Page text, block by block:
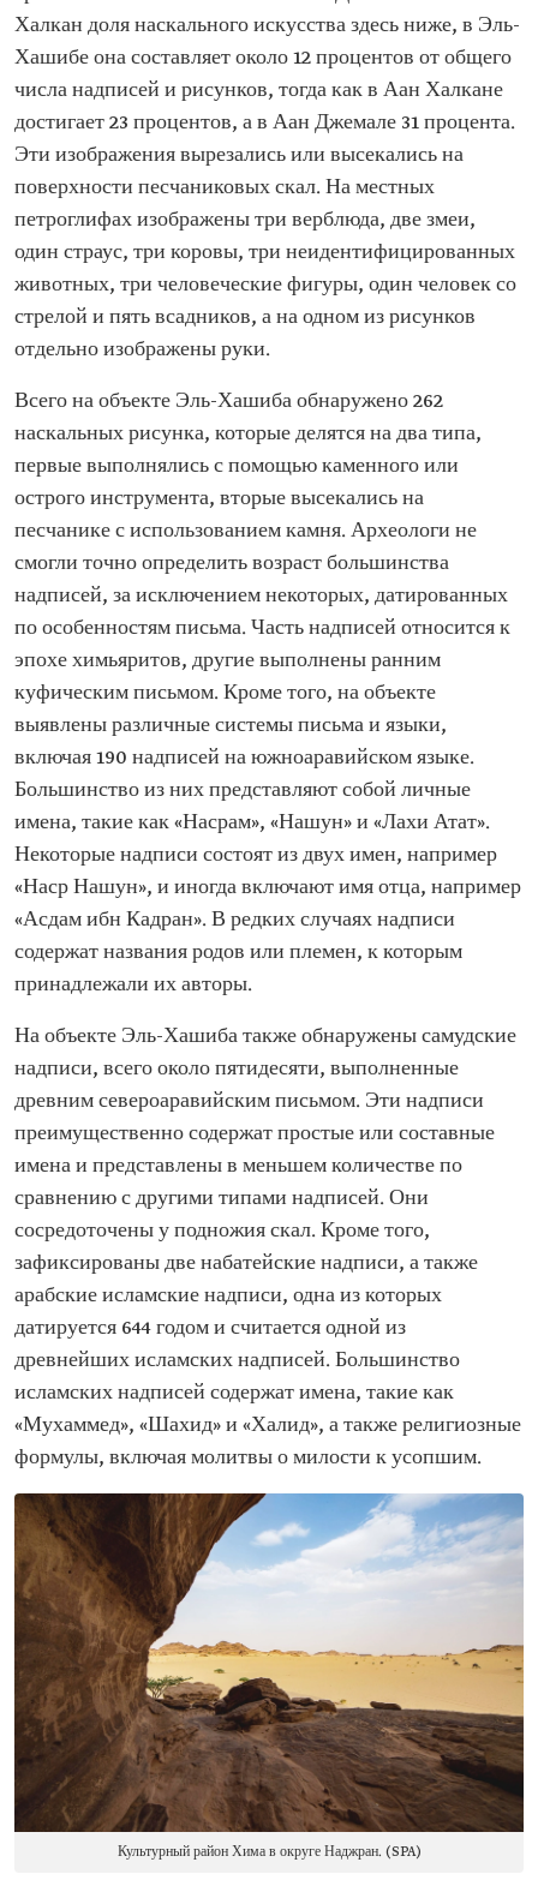
Халкан доля наскального искусства здесь ниже, в Эль-
Хашибе она составляет около 12 процентов от общего
числа надписей и рисунков, тогда как в Аан Халкане
достигает 23 процентов, а в Аан Джемале 31 процента.
Эти изображения вырезались или высекались на
поверхности песчаниковых скал. На местных
петроглифах изображены три верблюда, две змеи,
один страус, три коровы, три неидентифицированных
животных, три человеческие фигуры, один человек со
стрелой и пять всадников, а на одном из рисунков
отдельно изображены руки.
Всего на объекте Эль-Хашиба обнаружено 262
наскальных рисунка, которые делятся на два типа,
первые выполнялись с помощью каменного или
острого инструмента, вторые высекались на
песчанике с использованием камня. Археологи не
смогли точно определить возраст большинства
надписей, за исключением некоторых, датированных
по особенностям письма. Часть надписей относится к
эпохе химьяритов, другие выполнены ранним
куфическим письмом. Кроме того, на объекте
выявлены различные системы письма и языки,
включая 190 надписей на южноаравийском языке.
Большинство из них представляют собой личные
имена, такие как «Насрам», «Нашун» и «Лахи Атат».
Некоторые надписи состоят из двух имен, например
«Наср Нашун», и иногда включают имя отца, например
«Асдам ибн Кадран». В редких случаях надписи
содержат названия родов или племен, к которым
принадлежали их авторы.
На объекте Эль-Хашиба также обнаружены самудские
надписи, всего около пятидесяти, выполненные
древним североаравийским письмом. Эти надписи
преимущественно содержат простые или составные
имена и представлены в меньшем количестве по
сравнению с другими типами надписей. Они
сосредоточены у подножия скал. Кроме того,
зафиксированы две набатейские надписи, а также
арабские исламские надписи, одна из которых
датируется 644 годом и считается одной из
древнейших исламских надписей. Большинство
исламских надписей содержат имена, такие как
«Мухаммед», «Шахид» и «Халид», а также религиозные
формулы, включая молитвы о милости к усопшим.
Культурный район Хима в округе Наджран. (SPA)